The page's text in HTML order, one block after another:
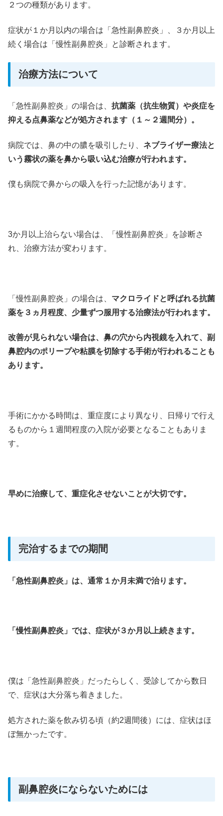
２つの種類があります。
症状が１か月以内の場合は「急性副鼻腔炎」、３か月以上
続く場合は「慢性副鼻腔炎」と診断されます。
治療方法について
「急性副鼻腔炎」の場合は、 抗菌薬（抗生物質）や炎症を
抑える点鼻薬などが処方されます（１～２週間分）。
病院では、鼻の中の膿を吸引したり、 ネブライザー療法と
いう霧状の薬を鼻から吸い込む治療が行われます。
僕も病院で鼻からの吸入を行った記憶があります。
3か月以上治らない場合は、「慢性副鼻腔炎」を診断さ
れ、治療方法が変わります。
「慢性副鼻腔炎」の場合は、 マクロライドと呼ばれる抗菌
薬を３ヵ月程度、少量ずつ服用する治療法が行われます。
改善が見られない場合は、鼻の穴から内視鏡を入れて、副
鼻腔内のポリープや粘膜を切除する手術が行われることも
あります。
手術にかかる時間は、重症度により異なり、日帰りで行え
るものから１週間程度の入院が必要となることもありま
す。
早めに治療して、重症化させないことが大切です。
完治するまでの期間
「急性副鼻腔炎」は、通常１か月未満で治ります。
「慢性副鼻腔炎」では、症状が３か月以上続きます。
僕は「急性副鼻腔炎」だったらしく、受診してから数日
で、症状は大分落ち着きました。
処方された薬を飲み切る頃（約2週間後）には、症状はほ
ぼ無かったです。
副鼻腔炎にならないためには